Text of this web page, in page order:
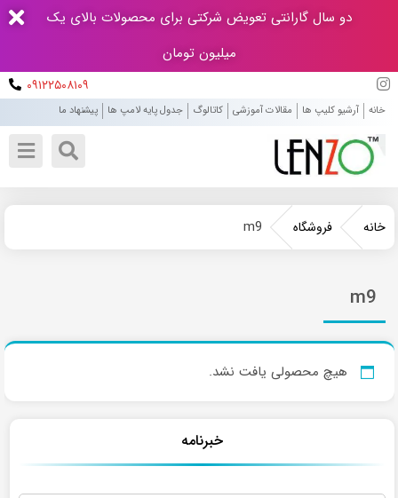
دو سال گارانتی تعویض شرکتی برای محصولات بالای یک
میلیون تومان
۰۹۱۲۲۵۰۸۱۰۹
خانه آرشیو کلیپ ها مقالات آموزشی کاتالوگ جدول پایه لامپ ها پیشنهاد ما
خانه فروشگاه m9
m9
هیچ محصولی یافت نشد.
خبرنامه